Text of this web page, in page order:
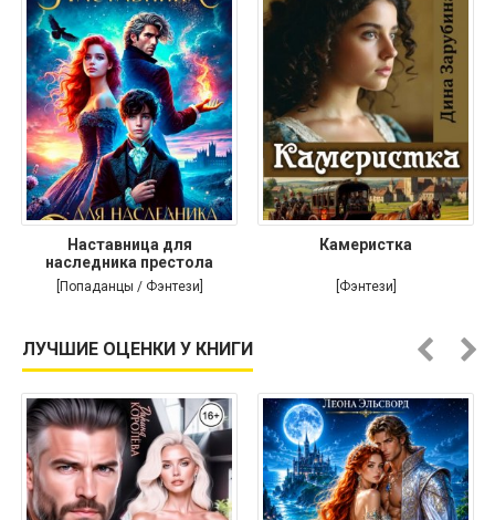
Наставница для
наследника престола
[Попаданцы / Фэнтези]
Камеристка
[Фэнтези]
ЛУЧШИЕ ОЦЕНКИ У КНИГИ